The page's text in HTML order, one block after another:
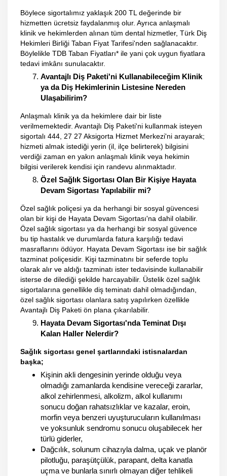
Böylece sigortalımız yaklaşık 200 TL değerinde bir
hizmetten ücretsiz faydalanmış olur. Ayrıca anlaşmalı
klinik ve hekimlerden alınan tüm dental hizmetler, Türk Diş
Hekimleri Birliği Taban Fiyat Tarifesi'nden sağlanacaktır.
Böylelikle TDB Taban Fiyatları* ile yani çok uygun fiyatlara
tedavi imkânı sunulacaktır.
Avantajlı Diş Paketi'ni Kullanabileceğim Klinik
ya da Diş Hekimlerinin Listesine Nereden
Ulaşabilirim?
Anlaşmalı klinik ya da hekimlere dair bir liste
verilmemektedir. Avantajlı Diş Paketi'ni kullanmak isteyen
sigortalı 444, 27 27 Aksigorta Hizmet Merkezi'ni arayarak;
hizmeti almak istediği yerin (il, ilçe belirterek) bilgisini
verdiği zaman en yakın anlaşmalı klinik veya hekimin
bilgisi verilerek kendisi için randevu alınmaktadır.
Özel Sağlık Sigortası Olan Bir Kişiye Hayata
Devam Sigortası Yapılabilir mi?
Özel sağlık poliçesi ya da herhangi bir sosyal güvencesi
olan bir kişi de Hayata Devam Sigortası'na dahil olabilir.
Özel sağlık sigortası ya da herhangi bir sosyal güvence
bu tip hastalık ve durumlarda fatura karşılığı tedavi
masraflarını ödüyor. Hayata Devam Sigortası ise bir sağlık
tazminat poliçesidir. Kişi tazminatını bir seferde toplu
olarak alır ve aldığı tazminatı ister tedavisinde kullanabilir
isterse de dilediği şekilde harcayabilir. Üstelik özel sağlık
sigortalarına genellikle diş teminatı dahil olmadığından,
özel sağlık sigortası olanlara satış yapılırken özellikle
Avantajlı Diş Paketi ön plana çıkarılabilir.
Hayata Devam Sigortası'nda Teminat Dışı
Kalan Haller Nelerdir?
Sağlık sigortası genel şartlarındaki istisnalardan
başka;
Kişinin akli dengesinin yerinde olduğu veya
olmadığı zamanlarda kendisine vereceği zararlar,
alkol zehirlenmesi, alkolizm, alkol kullanımı
sonucu doğan rahatsızlıklar ve kazalar, eroin,
morfin veya benzeri uyuşturucuların kullanılması
ve yoksunluk sendromu sonucu oluşabilecek her
türlü giderler,
Dağcılık, solunum cihazıyla dalma, uçak ve planör
pilotluğu, paraşütçülük, parapant, delta kanatla
uçma ve bunlarla sınırlı olmayan diğer tehlikeli